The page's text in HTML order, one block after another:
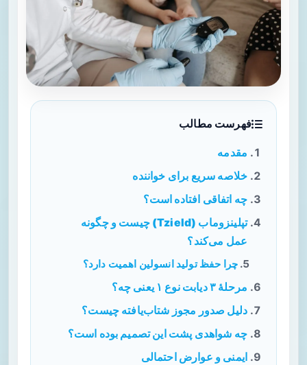
فهرست مطالب
مقدمه
خلاصه سریع برای خواننده
چه اتفاقی افتاده است؟
تپلینزوماب (Tzield) چیست و چگونه
عمل می‌کند؟
چرا حفظ تولید انسولین اهمیت دارد؟
مرحلهٔ ۳ دیابت نوع ۱ یعنی چه؟
دلیل صدور مجوز شتاب‌یافته چیست؟
چه شواهدی پشت این تصمیم بوده است؟
ایمنی و عوارض احتمالی